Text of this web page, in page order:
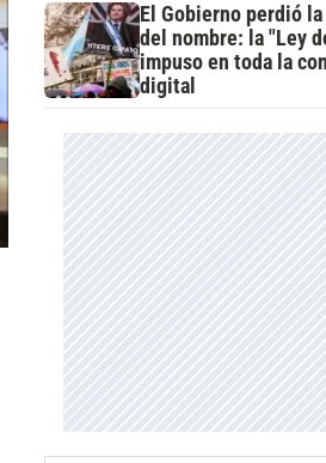
El Gobierno perdió
del nombre: la "Ley
impuso en toda la
digital